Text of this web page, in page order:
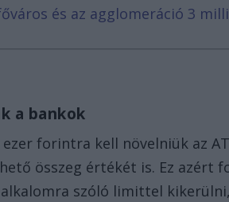
és az agglomeráció 3
a bankok
ezer forintra kell növelniük az
összeg értékét is. Ez azért
szóló limittel